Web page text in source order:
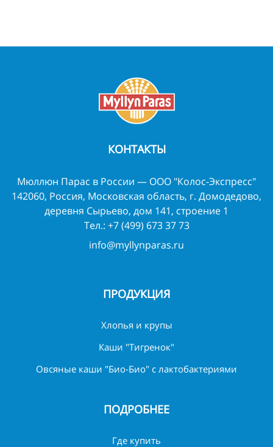
КОНТАКТЫ
Мюллюн Парас в России — ООО "Колос-Экспресс"
142060, Россия, Московская область, г. Домодедово,
деревня Сырьево, дом 141, строение 1
Тел.: +7 (499) 673 37 73
info@myllynparas.ru
ПРОДУКЦИЯ
Хлопья и крупы
Каши "Тигренок"
Овсяные каши "Био-Био" с лактобактериями
ПОДРОБНЕЕ
Где купить